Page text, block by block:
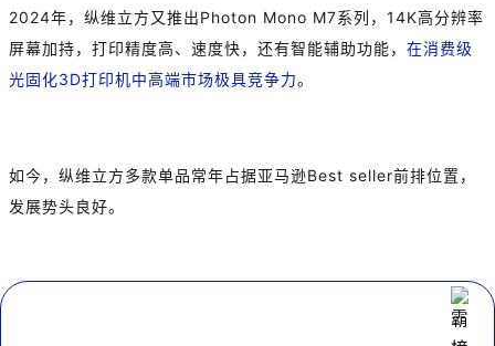
2024年，纵维立方又推出Photon Mono M7系列，14K高分辨率
屏幕加持，打印精度高、速度快，还有智能辅助功能， 在消费级
光固化3D打印机中高端市场极具竞争力。
如今，纵维立方多款单品常年占据亚马逊Best seller前排位置，
发展势头良好。